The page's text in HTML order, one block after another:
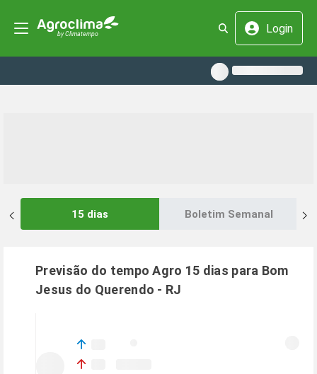
Login
15 dias Boletim Semanal
Previsão do tempo Agro 15 dias para Bom
Jesus do Querendo - RJ